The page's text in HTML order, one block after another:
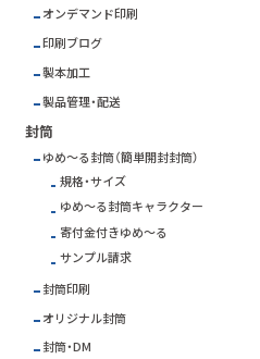
オンデマンド印刷
印刷ブログ
製本加工
製品管理・配送
封筒
ゆめ～る封筒（簡単開封封筒）
規格・サイズ
ゆめ～る封筒キャラクター
寄付金付きゆめ～る
サンプル請求
封筒印刷
オリジナル封筒
封筒・DM